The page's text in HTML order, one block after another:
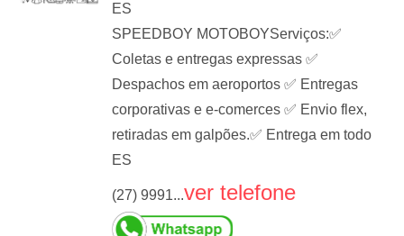
ES
SPEEDBOY MOTOBOYServiços:✅
Coletas e entregas expressas ✅
Despachos em aeroportos ✅ Entregas
corporativas e e-comerces ✅ Envio flex,
retiradas em galpões.✅ Entrega em todo
ES
(27) 9991...ver telefone